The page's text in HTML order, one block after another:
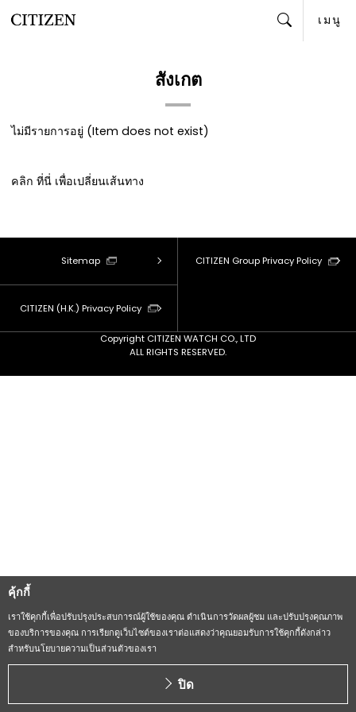
คุ้กกี้
เราใช้คุกกี้เพื่อปรับปรุงประสบการณ์ผู้ใช้ของคุณ ดำเนินการวัดผลผู้ชม และปรับปรุงคุณภาพ
ของบริการของคุณ การเรียกดูเว็บไซต์ของเราต่อแสดงว่าคุณยอมรับการใช้คุกกี้ดังกล่าว
สำหรับนโยบายความเป็นส่วนตัวของเรา
ปิด
เมนู
สังเกต
ไม่มีรายการอยู่ (Item does not exist)
คลิก ที่นี่ เพื่อเปลี่ยนเส้นทาง
Sitemap CITIZEN Group Privacy Policy
CITIZEN (H.K.) Privacy Policy
Copyright CITIZEN WATCH CO., LTD
ALL RIGHTS RESERVED.